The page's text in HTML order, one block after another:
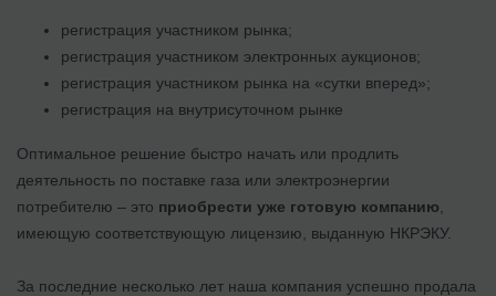
регистрация участником рынка;
регистрация участником электронных аукционов;
регистрация участником рынка на «сутки вперед»;
регистрация на внутрисуточном рынке
Оптимальное решение быстро начать или продлить
деятельность по поставке газа или электроэнергии
потребителю – это приобрести уже готовую компанию
имеющую соответствующую лицензию, выданную НКРЭКУ.
За последние несколько лет наша компания успешно продала